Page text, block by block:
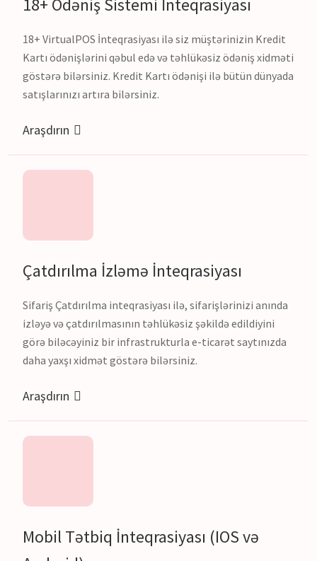
18+ Ödəniş Sistemi İnteqrasiyası
18+ VirtualPOS İnteqrasiyası ilə siz müştərinizin Kredit
Kartı ödənişlərini qəbul edə və təhlükəsiz ödəniş xidməti
göstərə bilərsiniz. Kredit Kartı ödənişi ilə bütün dünyada
satışlarınızı artıra bilərsiniz.
Araşdırın
Çatdırılma İzləmə İnteqrasiyası
Sifariş Çatdırılma inteqrasiyası ilə, sifarişlərinizi anında
izləyə və çatdırılmasının təhlükəsiz şəkildə edildiyini
görə biləcəyiniz bir infrastrukturla e-ticarət saytınızda
daha yaxşı xidmət göstərə bilərsiniz.
Araşdırın
Mobil Tətbiq İnteqrasiyası (IOS və